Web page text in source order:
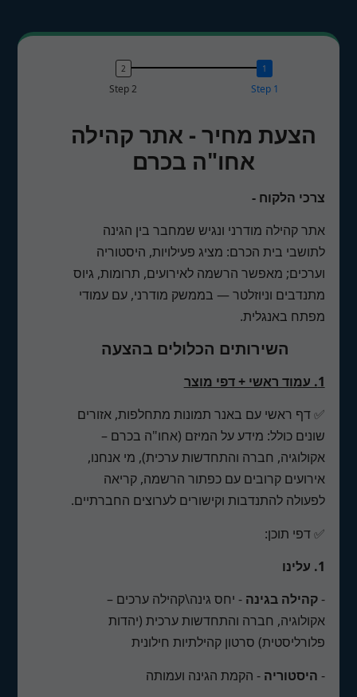
Step 1
Step 2
הצעת מחיר - אתר קהילה
אחו"ה בכרם
צרכי הלקוח -
אתר קהילה מודרני ונגיש שמחבר בין הגינה
לתושבי בית הכרם: מציג פעילויות, היסטוריה
וערכים; מאפשר הרשמה לאירועים, תרומות, גיוס
מתנדבים וניוזלטר — בממשק מודרני, עם עמודי
מפתח באנגלית.
השירותים הכלולים בהצעה
1. עמוד ראשי + דפי מוצר
✅ דף ראשי עם באנר תמונות מתחלפות, אזורים
שונים כולל: מידע על המיזם (אחו"ה בכרם –
אקולוגיה, חברה והתחדשות ערכית), מי אנחנו,
אירועים קרובים עם כפתור הרשמה, קריאה
לפעולה להתנדבות וקישורים לערוצים החברתיים.
✅ דפי תוכן:
1. עלינו
-קהילה בגינה - יחס גינה\קהילה ערכים –
אקולוגיה, חברה והתחדשות ערכית (יהדות
פלורליסטית) סרטון קהילתיות חילונית
- היסטוריה - הקמת הגינה ועמותה